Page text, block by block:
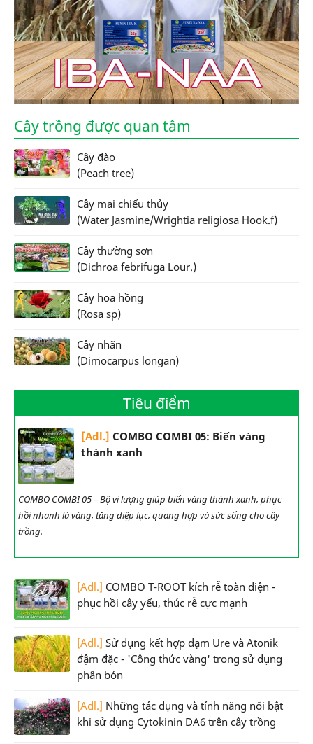
Cây trồng được quan tâm
Cây đào
(Peach tree)
Cây mai chiếu thủy
(Water Jasmine/Wrightia religiosa Hook.f)
Cây thường sơn
(Dichroa febrifuga Lour.)
Cây hoa hồng
(Rosa sp)
Cây nhãn
(Dimocarpus longan)
Tiêu điểm
[Adl.] COMBO COMBI 05: Biến vàng
thành xanh
COMBO COMBI 05 – Bộ vi lượng giúp biến vàng thành xanh, phục
hồi nhanh lá vàng, tăng diệp lục, quang hợp và sức sống cho cây
trồng.
[Adl.] COMBO T-ROOT kích rễ toàn diện -
phục hồi cây yếu, thúc rễ cực mạnh
[Adl.] Sử dụng kết hợp đạm Ure và Atonik
đậm đặc - 'Công thức vàng' trong sử dụng
phân bón
[Adl.] Những tác dụng và tính năng nổi bật
khi sử dụng Cytokinin DA6 trên cây trồng